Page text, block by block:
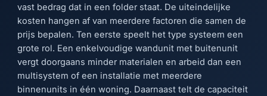
vast bedrag dat in een folder staat. De uiteindelijke
kosten hangen af van meerdere factoren die samen de
prijs bepalen. Ten eerste speelt het type systeem een
grote rol. Een enkelvoudige wandunit met buitenunit
vergt doorgaans minder materialen en arbeid dan een
multisystem of een installatie met meerdere
binnenunits in één woning. Daarnaast telt de capaciteit